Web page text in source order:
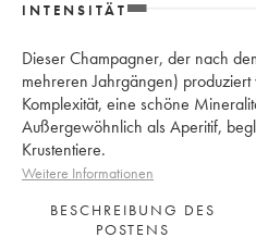
INTENSITÄT
Dieser Champagner, der nach
mehreren Jahrgängen)
Komplexität, eine schöne
Außergewöhnlich als Aperitif,
Krustentiere.
Weitere Informationen
BESCHREIBUNG DES
POSTENS